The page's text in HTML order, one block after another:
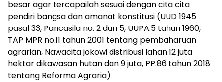
besar agar tercapailah sesuai dengan cita cita
pendiri bangsa dan amanat konstitusi (UUD 1945
pasal 33, Pancasila no. 2 dan 5, UUPA.5 tahun 1960,
TAP MPR no.11 tahun 2001 tentang pembaharuan
agrarian, Nawacita jokowi distribusi lahan 12 juta
hektar dikawasan hutan dan 9 juta, PP.86 tahun 2018
tentang Reforma Agraria).